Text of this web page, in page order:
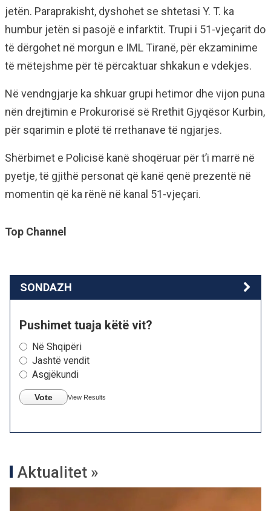
jetën. Paraprakisht, dyshohet se shtetasi Y. T. ka
humbur jetën si pasojë e infarktit. Trupi i 51-vjeçarit do
të dërgohet në morgun e IML Tiranë, për ekzaminime
të mëtejshme për të përcaktuar shkakun e vdekjes.
Në vendngjarje ka shkuar grupi hetimor dhe vijon puna
nën drejtimin e Prokurorisë së Rrethit Gjyqësor Kurbin,
për sqarimin e plotë të rrethanave të ngjarjes.
Shërbimet e Policisë kanë shoqëruar për t’i marrë në
pyetje, të gjithë personat që kanë qenë prezentë në
momentin që ka rënë në kanal 51-vjeçari.
Top Channel
SONDAZH
Pushimet tuaja këtë vit?
Në Shqipëri
Jashtë vendit
Asgjëkundi
Vote View Results
Aktualitet »